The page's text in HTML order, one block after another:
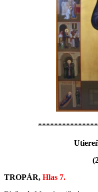
TROPÁR, Hlas 7.